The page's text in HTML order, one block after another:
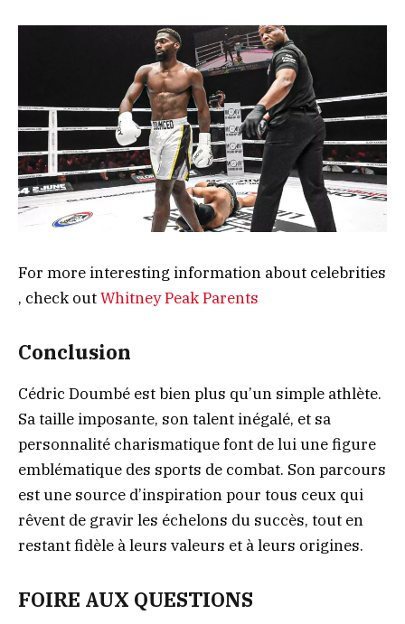
For more interesting information about celebrities
, check outWhitney Peak Parents
Conclusion
Cédric Doumbé est bien plus qu’un simple athlète.
Sa taille imposante, son talent inégalé, et sa
personnalité charismatique font de lui une figure
emblématique des sports de combat. Son parcours
est une source d’inspiration pour tous ceux qui
rêvent de gravir les échelons du succès, tout en
restant fidèle à leurs valeurs et à leurs origines.
FOIRE AUX QUESTIONS